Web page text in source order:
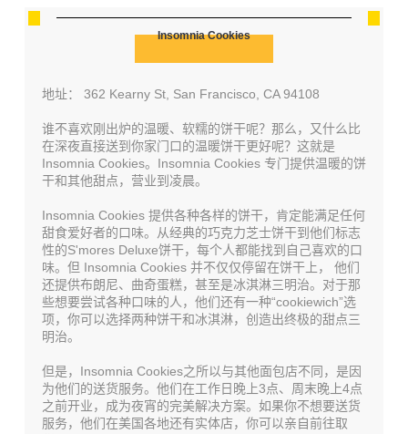
Insomnia Cookies
地址： 362 Kearny St, San Francisco, CA 94108
谁不喜欢刚出炉的温暖、软糯的饼干呢？那么，又什么比
在深夜直接送到你家门口的温暖饼干更好呢？这就是
Insomnia Cookies。Insomnia Cookies 专门提供温暖的饼
干和其他甜点，营业到凌晨。
Insomnia Cookies 提供各种各样的饼干，肯定能满足任何
甜食爱好者的口味。从经典的巧克力芝士饼干到他们标志
性的S'mores Deluxe饼干，每个人都能找到自己喜欢的口
味。但 Insomnia Cookies 并不仅仅停留在饼干上， 他们
还提供布朗尼、曲奇蛋糕，甚至是冰淇淋三明治。对于那
些想要尝试各种口味的人，他们还有一种“cookiewich”选
项，你可以选择两种饼干和冰淇淋，创造出终极的甜点三
明治。
但是，Insomnia Cookies之所以与其他面包店不同，是因
为他们的送货服务。他们在工作日晚上3点、周末晚上4点
之前开业，成为夜宵的完美解决方案。如果你不想要送货
服务，他们在美国各地还有实体店，你可以亲自前往取